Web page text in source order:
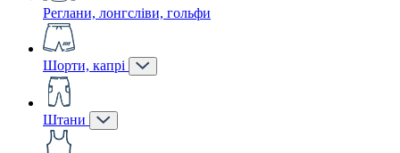
Реглани, лонгсліви, гольфи
Шорти, капрі
Штани